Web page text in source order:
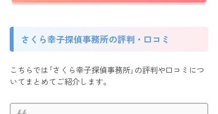
さくら幸子探偵事務所の評判・口コミ
こちらでは｢さくら幸子探偵事務所｣の評判や口コミにつ
いてまとめてご紹介します。